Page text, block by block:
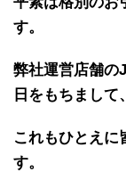
す。
弊社運営店舗の
日をもちまして
これもひとえに
す。